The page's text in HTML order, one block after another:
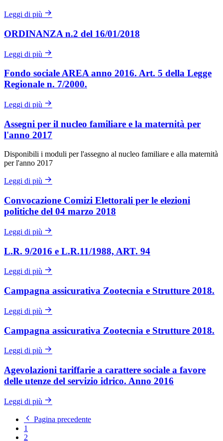
Leggi di più
ORDINANZA n.2 del 16/01/2018
Leggi di più
Fondo sociale AREA anno 2016. Art. 5 della Legge
Regionale n. 7/2000.
Leggi di più
Assegni per il nucleo familiare e la maternità per
l'anno 2017
Disponibili i moduli per l'assegno al nucleo familiare e alla maternità
per l'anno 2017
Leggi di più
Convocazione Comizi Elettorali per le elezioni
politiche del 04 marzo 2018
Leggi di più
L.R. 9/2016 e L.R.11/1988, ART. 94
Leggi di più
Campagna assicurativa Zootecnia e Strutture 2018.
Leggi di più
Campagna assicurativa Zootecnia e Strutture 2018.
Leggi di più
Agevolazioni tariffarie a carattere sociale a favore
delle utenze del servizio idrico. Anno 2016
Leggi di più
Pagina precedente
1
2